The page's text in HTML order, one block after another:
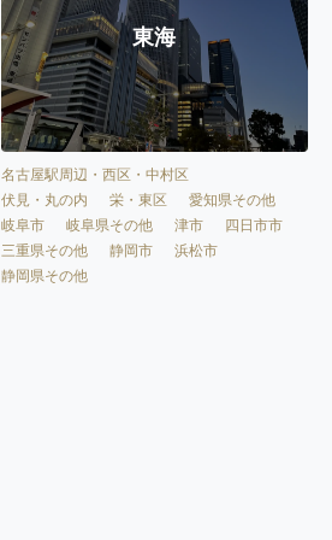
東海
名古屋駅周辺・西区・中村区
伏見・丸の内
栄・東区
愛知県その他
岐阜市
岐阜県その他 津市
四日市市
三重県その他
静岡市
浜松市
静岡県その他